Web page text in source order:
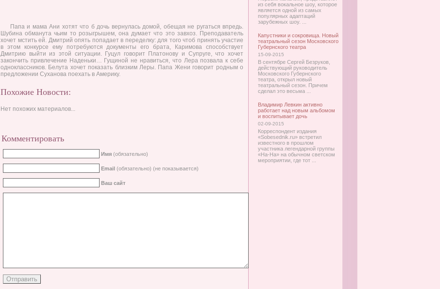
Папа и мама Ани хотят что б дочь вернулась домой, обещая не ругаться впредь.
Шубина обманута чьим то розыгрышем, она думает что это завхоз. Преподаватель
хочет мстить ей. Дмитрий опять попадает в переделку: для того чтоб принять участие
в этом конкурсе ему потребуются документы его брата, Каримова способствует
Дмитрию выйти из этой ситуации. Гуцул говорит Платонову и Супруге, что хочет
закончить привлечение Наденьки… Гущиной не нравиться, что Лера позвала к себе
одноклассников. Белута хочет показать близким Леры. Папа Жени говорит родным о
предложении Суханова поехать в Америку.
Похожие Новости:
Нет похожих материалов...
Комментировать
Имя (обязательно)
Email (обязательно) (не показывается)
Ваш сайт
из себя вокальное шоу, которое
является одной из самых
популярных адаптаций
зарубежных шоу. ...
Капустники и сокровища. Новый
театральный сезон Московского
Губернского театра
15-09-2015
В сентябре Сергей Безруков,
действующий руководитель
Московского Губернского
театра, открыл новый
театральный сезон. Причем
сделал это весьма ...
Владимир Левкин активно
работает над новым альбомом
и воспитывает дочь
02-09-2015
Корреспондент издания
«Sobesednik.ru» встретил
известного в прошлом
участника легендарной группы
«На-На» на обычном светском
мероприятии, где тот ...